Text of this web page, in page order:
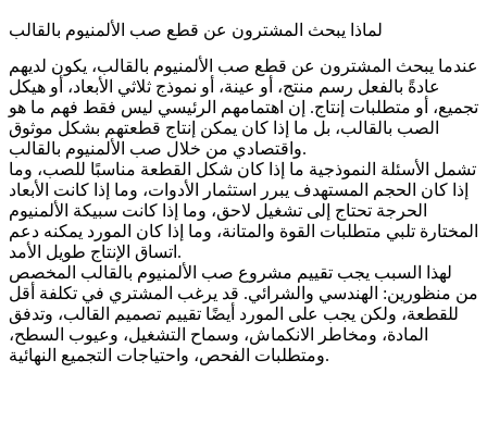
لماذا يبحث المشترون عن قطع صب الألمنيوم بالقالب
عندما يبحث المشترون عن قطع صب الألمنيوم بالقالب، يكون لديهم
عادةً بالفعل رسم منتج، أو عينة، أو نموذج ثلاثي الأبعاد، أو هيكل
تجميع، أو متطلبات إنتاج. إن اهتمامهم الرئيسي ليس فقط فهم ما هو
الصب بالقالب، بل ما إذا كان يمكن إنتاج قطعتهم بشكل موثوق
واقتصادي من خلال صب الألمنيوم بالقالب.
تشمل الأسئلة النموذجية ما إذا كان شكل القطعة مناسبًا للصب، وما
إذا كان الحجم المستهدف يبرر استثمار الأدوات، وما إذا كانت الأبعاد
الحرجة تحتاج إلى تشغيل لاحق، وما إذا كانت سبيكة الألمنيوم
المختارة تلبي متطلبات القوة والمتانة، وما إذا كان المورد يمكنه دعم
اتساق الإنتاج طويل الأمد.
لهذا السبب يجب تقييم مشروع صب الألمنيوم بالقالب المخصص
من منظورين: الهندسي والشرائي. قد يرغب المشتري في تكلفة أقل
للقطعة، ولكن يجب على المورد أيضًا تقييم تصميم القالب، وتدفق
المادة، ومخاطر الانكماش، وسماح التشغيل، وعيوب السطح،
ومتطلبات الفحص، واحتياجات التجميع النهائية.